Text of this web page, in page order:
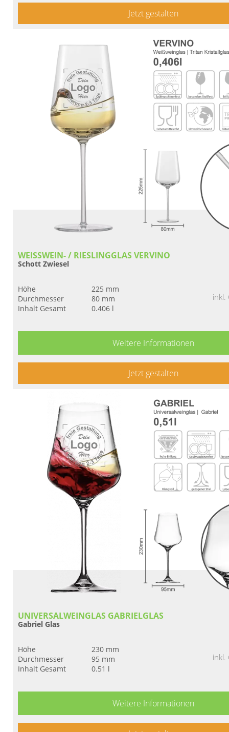
Jetzt gestalten
WEISSWEIN- / RIESLINGGLAS VERVINO
Schott Zwiesel
Höhe
225 mm
Durchmesser
80 mm
Inhalt Gesamt
0.406 l
inkl.
Weitere Informationen
Jetzt gestalten
UNIVERSALWEINGLAS GABRIELGLAS
Gabriel Glas
Höhe
230 mm
Durchmesser
95 mm
Inhalt Gesamt
0.51 l
inkl.
Weitere Informationen